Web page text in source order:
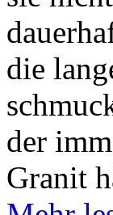
die
der
Granit